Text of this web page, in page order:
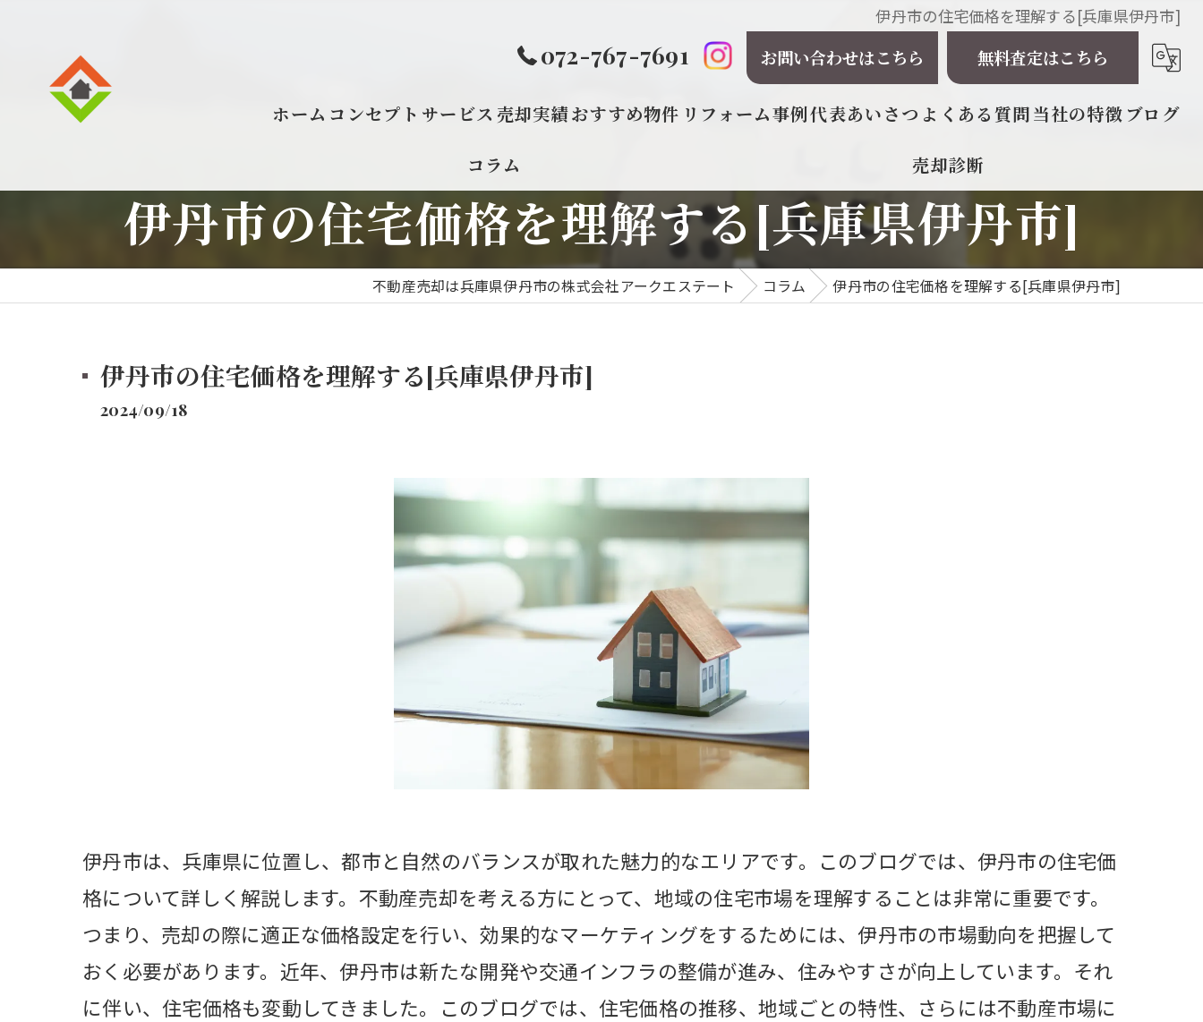
伊丹市の住宅価格を理解する[兵庫県伊丹市]
072-767-7691 お問い合わせはこちら 無料査定はこちら
ホーム コンセプト サービス 売却実績おすすめ物件 リフォーム事例代表あいさつ よくある質問当社の特徴
戸建て
マンション
ブログ
コラム 売却診断
伊丹市の住宅価格を理解する[兵庫県伊丹市]
不動産売却は兵庫県伊丹市の株式会社アークエステート コラム 伊丹市の住宅価格を理解する[兵庫県伊丹市]
伊丹市の住宅価格を理解する[兵庫県伊丹市]
2024/09/18
伊丹市は、兵庫県に位置し、都市と自然のバランスが取れた魅力的なエリアです。このブログでは、伊丹市の住宅価
格について詳しく解説します。不動産売却を考える方にとって、地域の住宅市場を理解することは非常に重要です。
つまり、売却の際に適正な価格設定を行い、効果的なマーケティングをするためには、伊丹市の市場動向を把握して
おく必要があります。近年、伊丹市は新たな開発や交通インフラの整備が進み、住みやすさが向上しています。それ
に伴い、住宅価格も変動してきました。このブログでは、住宅価格の推移、地域ごとの特性、さらには不動産市場に